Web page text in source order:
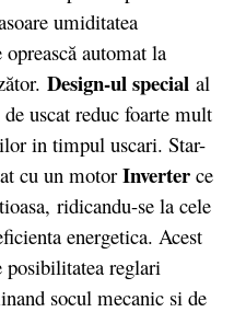
umiditatea
automat la
Design-ul special al
uscat reduc foarte mult
in timpul uscari. Star-
cu un motor Inverter ce
ridicandu-se la cele
energetica. Acest
reglari
socul mecanic si de